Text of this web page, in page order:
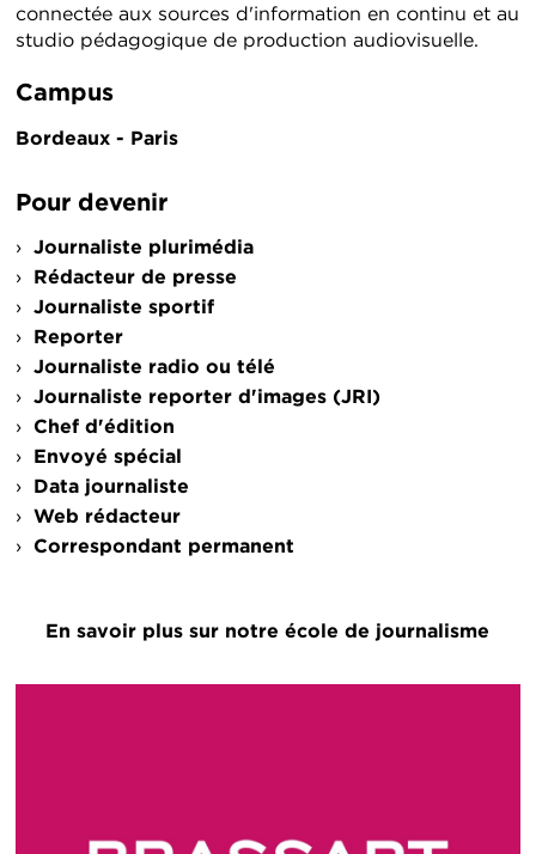
connectée aux sources d'information en continu et au
studio pédagogique de production audiovisuelle.
Campus
Bordeaux - Paris
Pour devenir
Journaliste plurimédia
Rédacteur de presse
Journaliste sportif
Reporter
Journaliste radio ou télé
Journaliste reporter d'images (JRI)
Chef d'édition
Envoyé spécial
Data journaliste
Web rédacteur
Correspondant permanent
En savoir plus sur notre école de journalisme